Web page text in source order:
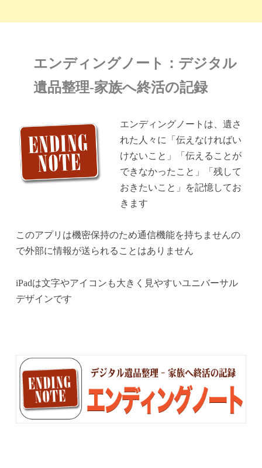
エンディングノート：デジタル
遺品整理-家族へ終活の記録
エンディングノートは、遺さ
れた人々に「伝えなければい
けないこと」「伝えることが
できなかったこと」「残して
おきたいこと」を記憶してお
きます
このアプリは機密保持のため通信機能を持ちませんの
で外部に情報が送られることはありません
iPadは文字やアイコンも大きく見やすいユニバーサル
デザインです